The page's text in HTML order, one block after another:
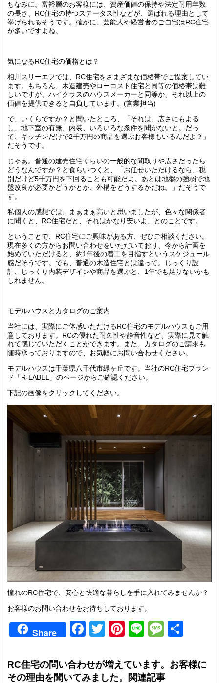
ちなみに。富裕層のお客様には、資産価値の保持や法定耐用年数
の長さ、RC住宅の持つステータス性などが、選ばれる理由として
挙げられるそうです。確かに、芸能人や経営者のご自宅はRC住宅
が多いですよね。
気になるRC住宅の価格とは？
相川スリーエフでは、RC住宅をさまざまな価格帯でご提案してい
ます。もちろん、木造建売やローコスト住宅と同等の価格帯は難
しいですが、ハイクラスのハウスメーカーと同等か、それ以上の
価値を提供できると自負しています。(営業担当)
で、いくらですか？と聞いたところ、「それは、広さにもよる
し、地下室の有無、内装、いろいろな条件を聞かないと。だっ
て、キッチンだけで2千万円の商品を選ぶお客様もいるんだよ？」
だそうです。
じゃぁ。普通の建売住宅くらいの一般的な間取りや広さだったら
どうなんですか？と食らいつくと、「お任せいただけるなら、税
別だけど5千万円を下回ることも可能だよ。あとは地盤の強弱で地
盤改良が必要かどうかとか、外構をどうするかだね。」だそうで
す。
私個人の感想では、まぁまぁ高いと思いましたが、色々な関係者
に聞くと、RC住宅だと、それはかなり安いよ、とのことです。
ということで、RC住宅にご興味がある方、ぜひご相談ください。
現在多くの方からお問い合わせをいただいており、今から計画を
始めていただけると、約1年後の着工を目指すというスケジュール
感だそうです。でも、普通の木造住宅とは違って。じっくり設
計、じっくり内装デザインや商品を選ぶと、1年でも足りないかも
しれません。
モデルハウスとカタログのご案内
当社には、実際にご体感いただけるRC住宅のモデルハウスもご用
意しております。RCの優れた耐久性や静音性など、実際に見て触
れて感じていただくことができます。また、カタログのご請求も
随時承っておりますので、お気軽にお問い合わせください。
モデルハウスは千葉県八千代市緑ヶ丘です。当社のRC住宅ブラン
ド「R-LABEL」のページからご確認ください。
下記の画像をクリックしてください。
憧れのRC住宅で、安心と快適な暮らしを手に入れてみませんか？
お客様のお問い合わせをお待ちしております。
Share Facebook
TwitterPinterest
Line
RC住宅の問い合わせが増えています。お客様に
その理由を聞いてみました。関連記事